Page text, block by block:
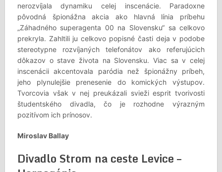
nerozvíjala dynamiku celej inscenácie. Paradoxne
pôvodná špionážna akcia ako hlavná línia príbehu
„Záhadného superagenta 00 na Slovensku“ sa celkovo
prekryla. Zahltili ju celkovo popisné časti deja v podobe
stereotypne rozvíjaných telefonátov ako referujúcich
dôkazov o stave života na Slovensku. Viac sa v celej
inscenácii akcentovala paródia než špionážny príbeh,
jeho plynulejšie prenesenie do komických výstupov.
Tvorcovia však v nej preukázali svieži esprit tvorivosti
študentského divadla, čo je rozhodne výrazným
pozitívom ich prínosov.
Miroslav Ballay
Divadlo Strom na ceste Levice –